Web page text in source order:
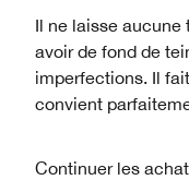
Il ne laisse aucune
avoir de fond de
imperfections. Il
convient
Continuer les